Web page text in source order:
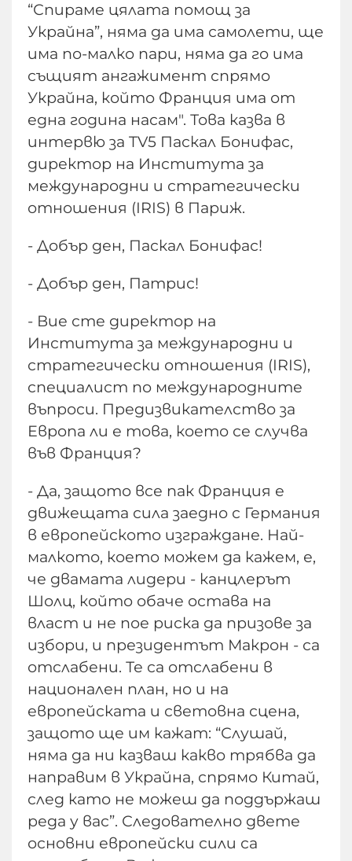
“Спираме цялата помощ за
Украйна”, няма да има самолети, ще
има по-малко пари, няма да го има
същият ангажимент спрямо
Украйна, който Франция има от
една година насам". Това казва в
интервю за TV5 Паскал Бонифас,
директор на Института за
международни и стратегически
отношения (IRIS) в Париж.
- Добър ден, Паскал Бонифас!
- Добър ден, Патрис!
- Вие сте директор на
Института за международни и
стратегически отношения (IRIS),
специалист по международните
въпроси. Предизвикателство за
Европа ли е това, което се случва
във Франция?
- Да, защото все пак Франция е
движещата сила заедно с Германия
в европейското изграждане. Най-
малкото, което можем да кажем, е,
че двамата лидери - канцлерът
Шолц, който обаче остава на
власт и не пое риска да призове за
избори, и президентът Макрон - са
отслабени. Те са отслабени в
национален план, но и на
европейската и световна сцена,
защото ще им кажат: “Слушай,
няма да ни казваш какво трябва да
направим в Украйна, спрямо Китай,
след като не можеш да поддържаш
реда у вас”. Следователно двете
основни европейски сили са